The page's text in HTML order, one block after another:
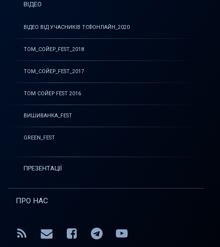
ВІДЕО
ВІДЕО ВІД УЧАСНИКІВ ТСФОНЛАЙН_2020
ТОМ_СОЙЕР_FEST_2018
ТОМ_СОЙЕР_FEST_2017
ТОМ СОЙЕР FEST 2016
ВИШИВАНКА_FEST
GREEN_FEST
ПРЕЗЕНТАЦІЇ
ПРО НАС
RSS E-mailFacebook
TelegramYouTube